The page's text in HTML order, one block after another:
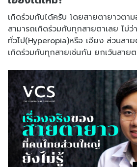
เกิดร่วมกันได้ครับ โดยสายตายาวตา
สามารถเกิดร่วมกับทุกสายตาเลย ไม่ว่
ทั่วไป(Hyperopia)หรือ เอียง ส่วนสา
เกิดร่วมกับทุกสายเช่นกัน ยกเว้นสาย